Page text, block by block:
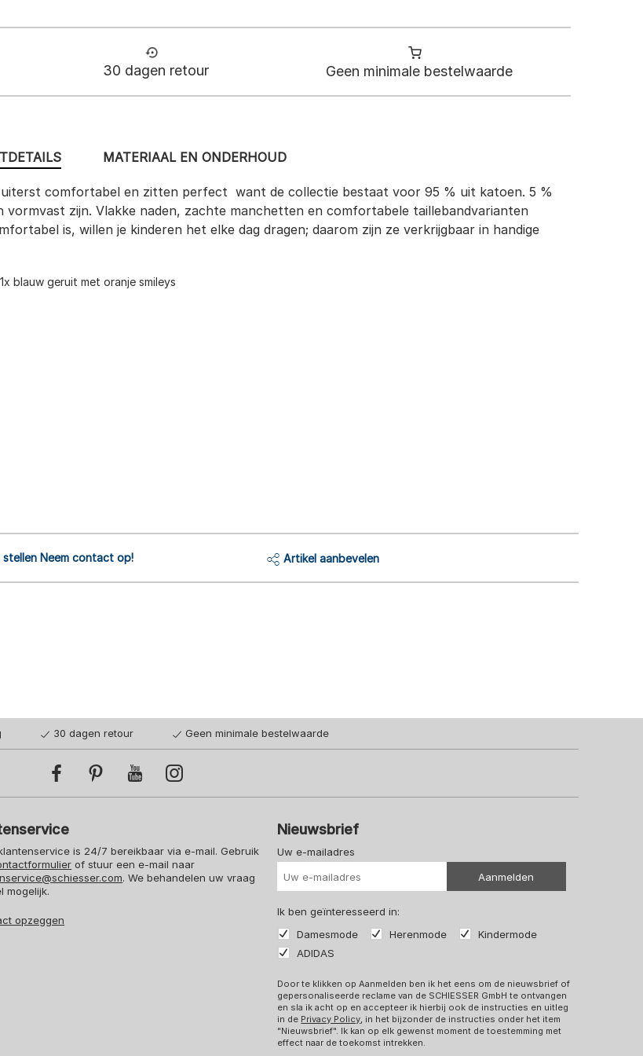
30 dagen retour Geen minimale bestelwaarde
comfortabel en zitten perfect  want de collectie bestaat voor 95 % uit katoen. 5 %
zijn. Vlakke naden, zachte manchetten en comfortabele taillebandvarianten
is, willen je kinderen het elke dag dragen; daarom zijn ze verkrijgbaar in handige
blauw geruit met oranje smileys
MATERIAAL EN ONDERHOUD
Neem contact op! Artikel aanbevelen
30 dagen retour Geen minimale bestelwaarde
is 24/7 bereikbaar via e-mail. Gebruik
of stuur een e-mail naar
. We behandelen uw vraag
mogelijk.
opzeggen
Nieuwsbrief
Uw e-mailadres
Aanmelden
Ik ben geïnteresseerd in:
Damesmode
Herenmode
Kindermode
ADIDAS
Door te klikken op Aanmelden ben ik het eens om de nieuwsbrief of
gepersonaliseerde reclame van de SCHIESSER GmbH te ontvangen
en sla ik acht op en accepteer ik hierbij ook de instructies en uitleg
in de Privacy Policy, in het bijzonder de instructies onder het item
"Nieuwsbrief". Ik kan op elk gewenst moment de toestemming met
effect naar de toekomst intrekken.